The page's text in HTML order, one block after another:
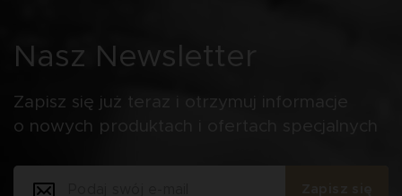
Nasz Newsletter
Zapisz się już teraz i otrzymuj informacje
o nowych produktach i ofertach specjalnych